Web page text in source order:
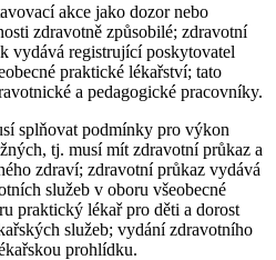
akce jako dozor nebo
zdravotně způsobilé; zdravotní
vydává registrující poskytovatel
praktické lékařství; tato
a pedagogické pracovníky.
splňovat podmínky pro výkon
tj. musí mít zdravotní průkaz a
zdraví; zdravotní průkaz vydává
služeb v oboru všeobecné
praktický lékař pro děti a dorost
služeb; vydání zdravotního
prohlídku.